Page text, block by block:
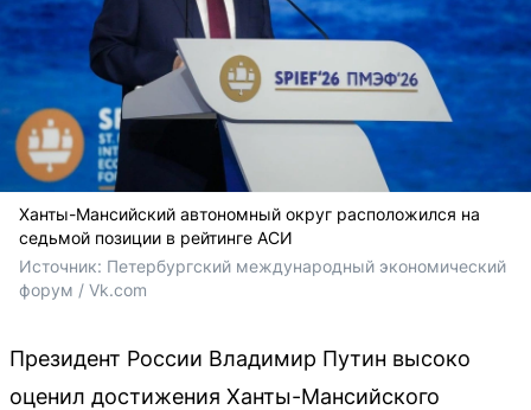
Ханты-Мансийский автономный округ расположился на
седьмой позиции в рейтинге АСИ
Источник: Петербургский международный экономический
форум / Vk.com
Президент России Владимир Путин высоко
оценил достижения Ханты-Мансийского